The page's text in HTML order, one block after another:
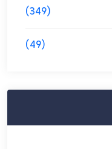
(349)
(49)